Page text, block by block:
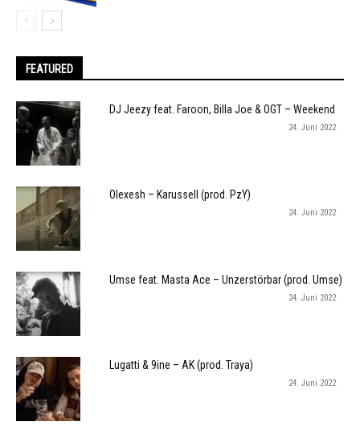
FEATURED
DJ Jeezy feat. Faroon, Billa Joe & OGT – Weekend
24. Juni 2022
Olexesh – Karussell (prod. PzY)
24. Juni 2022
Umse feat. Masta Ace – Unzerstörbar (prod. Umse)
24. Juni 2022
Lugatti & 9ine – AK (prod. Traya)
24. Juni 2022